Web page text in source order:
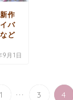
作
バ
ど
9月1日
1 ... 3 4